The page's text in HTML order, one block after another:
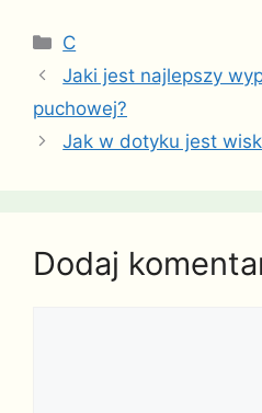
Kategorie
C
Jaki jest najlepszy
puchowej?
Jak w dotyku jest
Dodaj